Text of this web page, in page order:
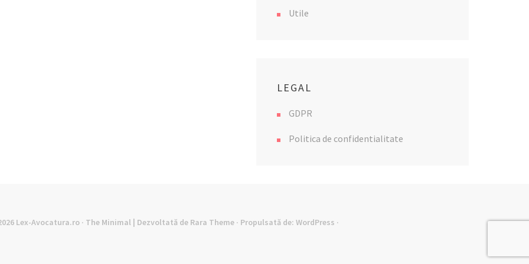
Utile
LEGAL
GDPR
Politica de confidentialitate
Lex-Avocatura.ro · The Minimal | Dezvoltată de Rara Theme · Propulsată de: WordPress ·